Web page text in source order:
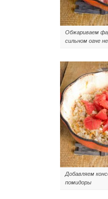
Обжариваем
сильном огне
Добавляем
помидоры